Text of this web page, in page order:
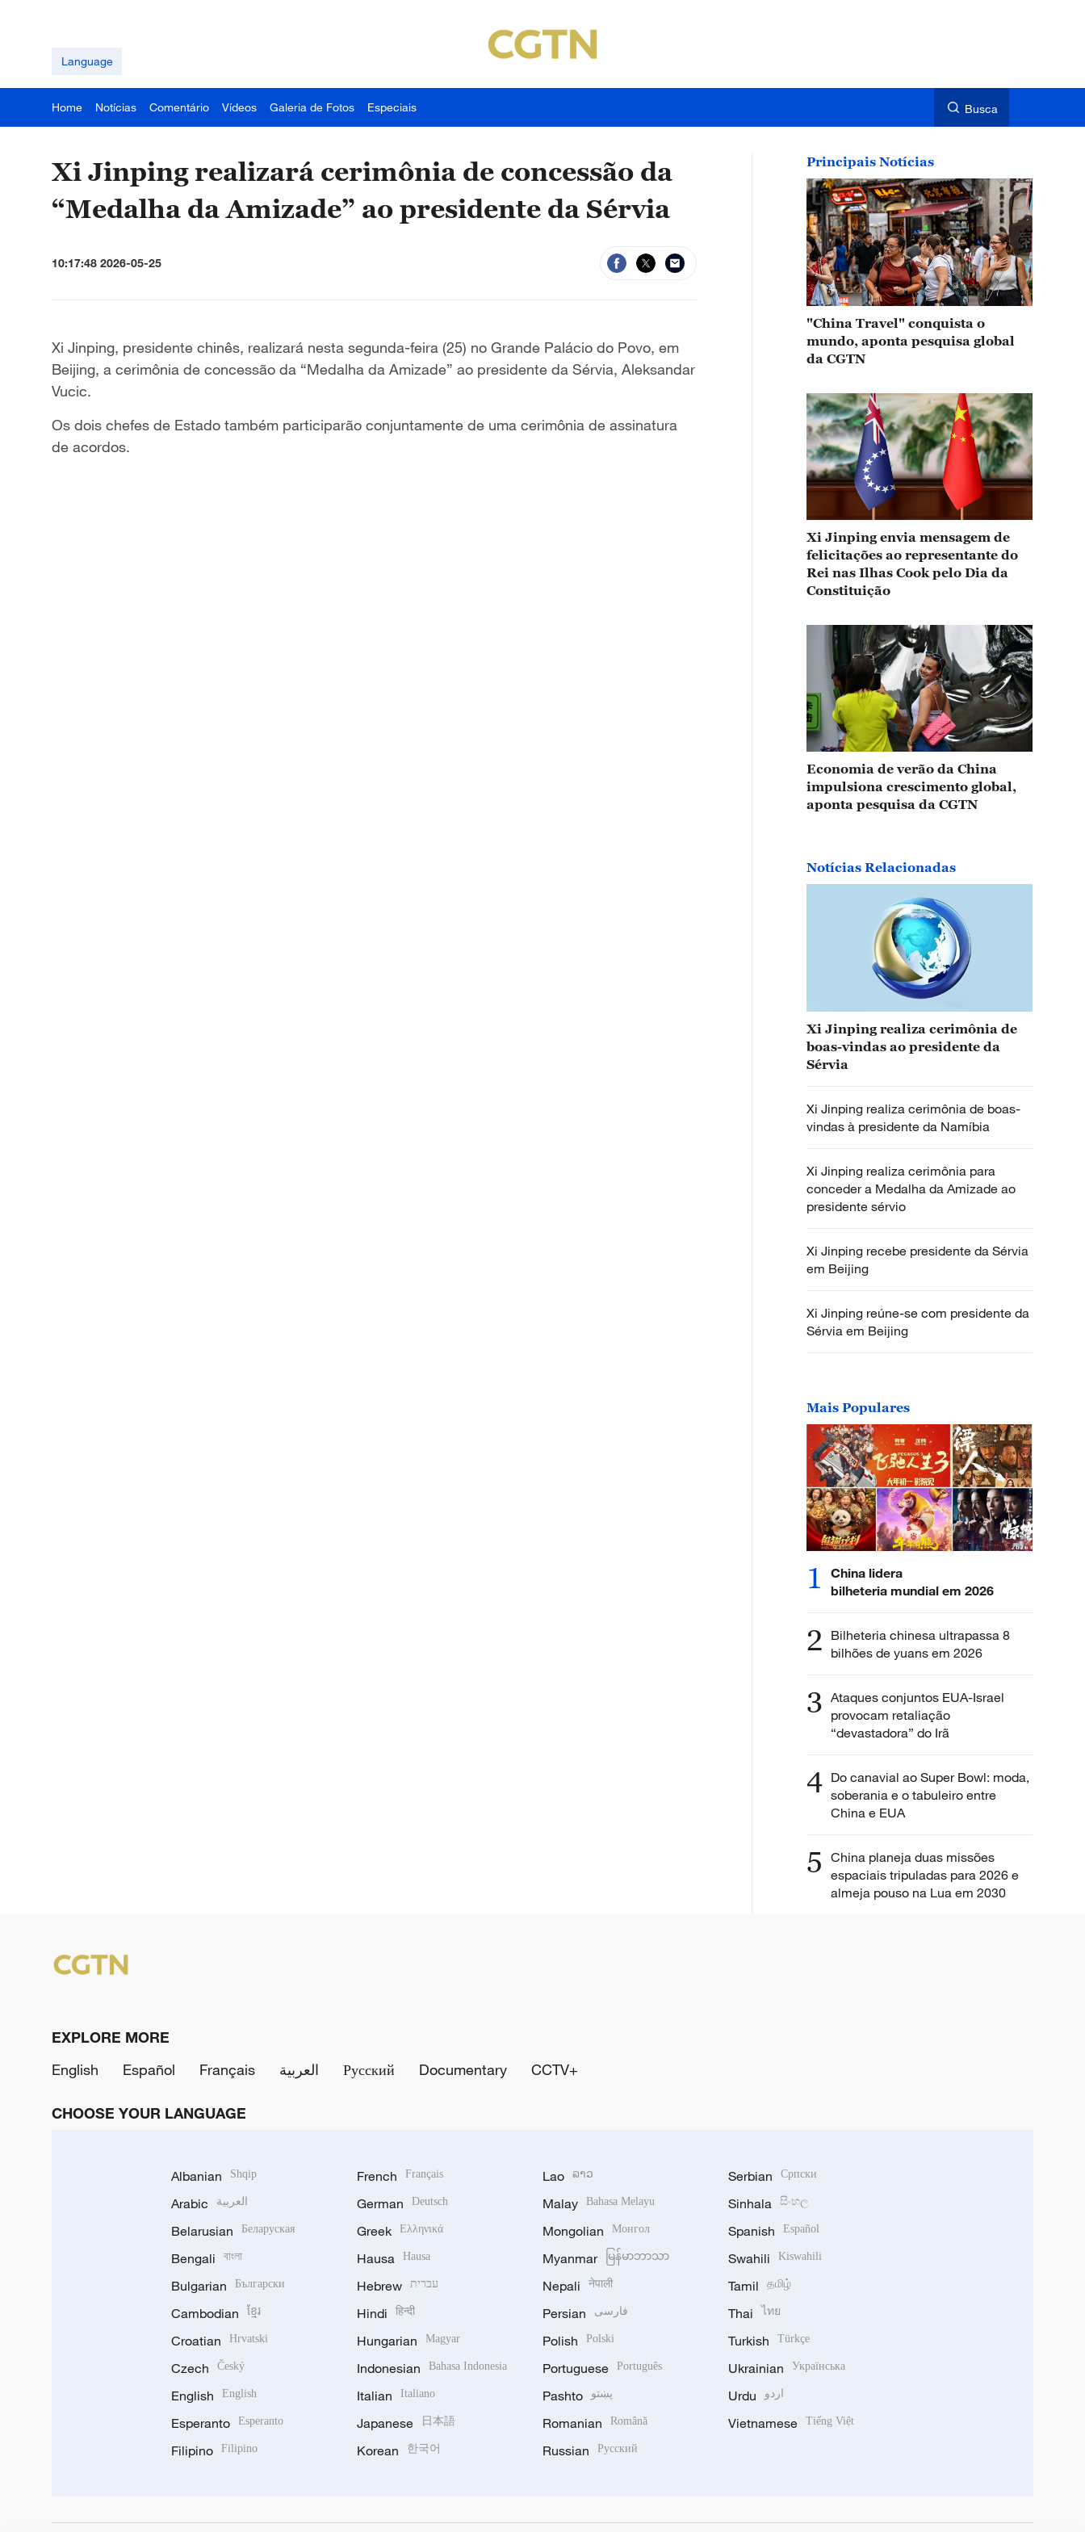
Language
Home Notícias Comentário Vídeos Galeria de Fotos Especiais Busca
Xi Jinping realizará cerimônia de concessão da
“Medalha da Amizade” ao presidente da Sérvia
10:17:48 2026-05-25
Xi Jinping, presidente chinês, realizará nesta segunda-feira (25) no Grande Palácio do Povo, em
Beijing, a cerimônia de concessão da “Medalha da Amizade” ao presidente da Sérvia, Aleksandar
Vucic.
Os dois chefes de Estado também participarão conjuntamente de uma cerimônia de assinatura
de acordos.
Principais Notícias
"China Travel" conquista o
mundo, aponta pesquisa global
da CGTN
Xi Jinping envia mensagem de
felicitações ao representante do
Rei nas Ilhas Cook pelo Dia da
Constituição
Economia de verão da China
impulsiona crescimento global,
aponta pesquisa da CGTN
Notícias Relacionadas
Xi Jinping realiza cerimônia de
boas-vindas ao presidente da
Sérvia
Xi Jinping realiza cerimônia de boas-
vindas à presidente da Namíbia
Xi Jinping realiza cerimônia para
conceder a Medalha da Amizade ao
presidente sérvio
Xi Jinping recebe presidente da Sérvia
em Beijing
Xi Jinping reúne-se com presidente da
Sérvia em Beijing
Mais Populares
1
China lidera
bilheteria mundial em 2026
2 Bilheteria chinesa ultrapassa 8
bilhões de yuans em 2026
3 Ataques conjuntos EUA-Israel
provocam retaliação
“devastadora” do Irã
4 Do canavial ao Super Bowl: moda,
soberania e o tabuleiro entre
China e EUA
5 China planeja duas missões
espaciais tripuladas para 2026 e
almeja pouso na Lua em 2030
EXPLORE MORE
English
Español Français العربية Русский Documentary CCTV+
CHOOSE YOUR LANGUAGE
Albanian Shqip
Arabic العربية
Belarusian Беларуская
Bengali বাংলা
Bulgarian Български
Cambodian ខ្មែរ
Croatian Hrvatski
Czech Český
English English
Esperanto Esperanto
Filipino Filipino
French Français
German Deutsch
Greek Ελληνικά
Hausa Hausa
Hebrew עברית
Hindi हिन्दी
Hungarian Magyar
Indonesian Bahasa Indonesia
Italian Italiano
Japanese 日本語
Korean 한국어
Lao ລາວ
Malay Bahasa Melayu
Mongolian Монгол
Myanmar မြန်မာဘာသာ
Nepali नेपाली
Persian فارسی
Polish Polski
Portuguese Português
Pashto پښتو
Romanian Română
Russian Русский
Serbian Српски
Sinhala සිංහල
Spanish Español
Swahili Kiswahili
Tamil தமிழ்
Thai ไทย
Turkish Türkçe
Ukrainian Українська
Urdu اردو
Vietnamese Tiếng Việt